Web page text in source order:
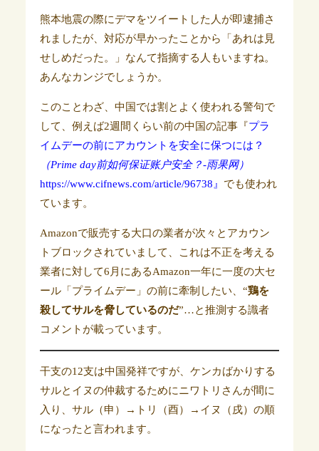
熊本地震の際にデマをツイートした人が即逮捕さ
れましたが、対応が早かったことから「あれは見
せしめだった。」なんて指摘する人もいますね。
あんなカンジでしょうか。
このことわざ、中国では割とよく使われる警句で
して、例えば2週間くらい前の中国の記事『プラ
イムデーの前にアカウントを安全に保つには？
（Prime day前如何保证账户安全？-雨果网）
https://www.cifnews.com/article/96738』 でも使われ
ています。
Amazonで販売する大口の業者が次々とアカウン
トブロックされていまして、これは不正を考える
業者に対して6月にあるAmazon一年に一度の大セ
ール「プライムデー」の前に牽制したい、“鶏を
殺してサルを脅しているのだ”…と推測する識者
コメントが載っています。
干支の12支は中国発祥ですが、ケンカばかりする
サルとイヌの仲裁するためにニワトリさんが間に
入り、サル（申）→トリ（酉）→イヌ（戌）の順
になったと言われます。